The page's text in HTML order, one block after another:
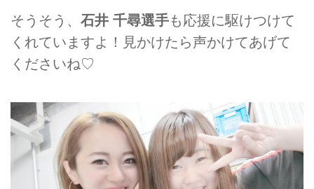
そうそう、 石井 千尋選手も応援に駆けつけて
くれていますよ！見かけたら声かけてあげて
くださいね♡